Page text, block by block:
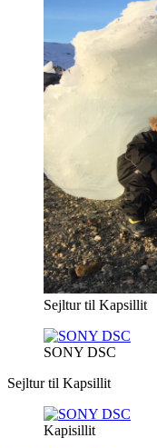
Sejltur til Kapsillit
SONY DSC
Sejltur til Kapsillit
Kapisillit